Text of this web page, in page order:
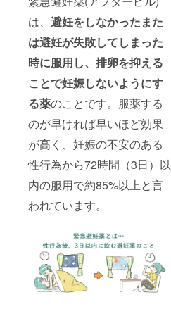
は、 避妊をしなかったまた
は避妊が失敗してしまった
時に服用し、排卵を抑える
ことで妊娠しないようにす
る薬のことです。服薬する
のが早ければ早いほど効果
が高く、妊娠の不安のある
性行為から72時間（3日）以
内の服用で約85%以上と言
われています。